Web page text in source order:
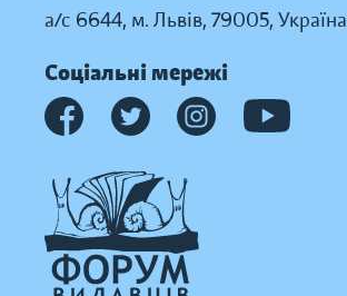
а/с 6644, м. Львів, 79005, Україна
Соціальні мережі